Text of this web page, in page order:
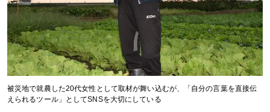
被災地で就農した20代女性として取材が舞い込むが、「自分の言葉を直接伝
えられるツール」としてSNSを大切にしている